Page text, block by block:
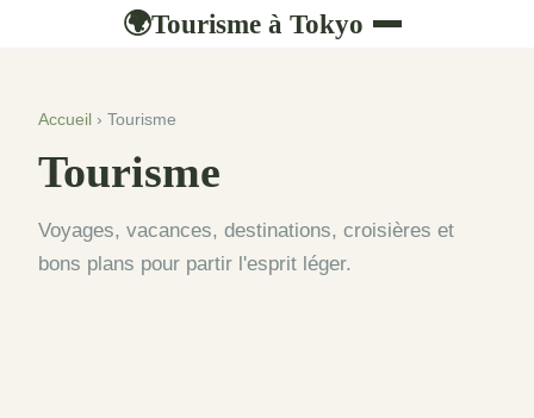
🌍Tourisme à Tokyo
Accueil › Tourisme
Tourisme
Voyages, vacances, destinations, croisières et
bons plans pour partir l'esprit léger.